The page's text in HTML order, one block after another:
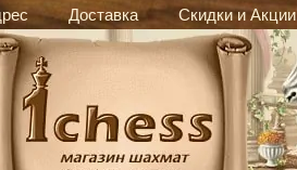
Доставка Скидки и Акции